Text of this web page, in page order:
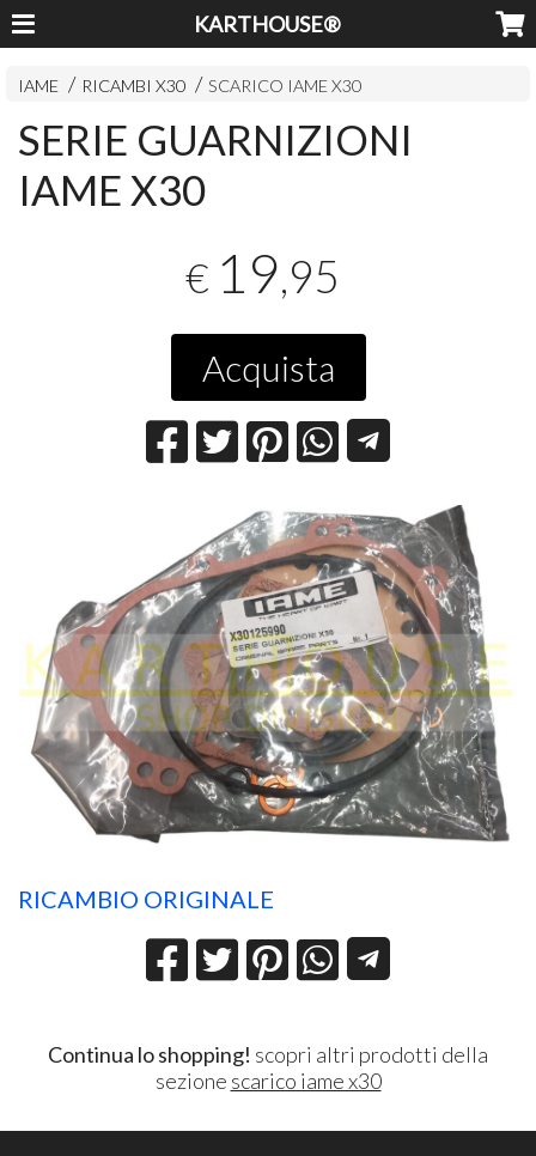
KARTHOUSE®
IAME RICAMBI X30 SCARICO IAME X30
SERIE GUARNIZIONI
IAME X30
€ 19,95
Acquista
RICAMBIO ORIGINALE
Continua lo shopping! scopri altri prodotti della
sezione scarico iame x30